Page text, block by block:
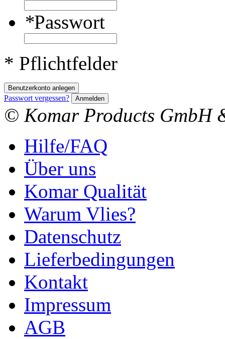
*Passwort
* Pflichtfelder
Benutzerkonto anlegen
Passwort vergessen? Anmelden
© Komar Products GmbH
Hilfe/FAQ
Über uns
Komar Qualität
Warum Vlies?
Datenschutz
Lieferbedingungen
Kontakt
Impressum
AGB